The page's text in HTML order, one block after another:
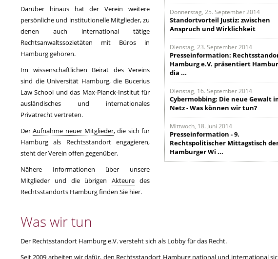
Darüber hinaus hat der Verein weitere
persönliche und institutionelle Mitglieder, zu
denen auch international tätige
Rechtsanwaltssozietäten mit Büros in
Hamburg gehören.
Im wissenschaftlichen Beirat des Vereins
sind die Universität Hamburg, die Bucerius
Law School und das Max-Planck-Institut für
ausländisches und internationales
Privatrecht vertreten.
DerAufnahme neuer Mitglieder, die sich für
Hamburg als Rechtsstandort engagieren,
steht der Verein offen gegenüber.
Nähere Informationen über unsere
Mitglieder und die übrigenAkteure des
Rechtsstandorts Hamburg finden Sie hier.
Donnerstag, 25. September 2014
Standortvorteil Justiz: zwischen
Anspruch und Wirklichkeit
Dienstag, 23. September 2014
Presseinformation:
Hamburg e.V. präsentiert
dia ...
Dienstag, 16. September 2014
Cybermobbing: Die neue Gewalt
Netz - Was können wir tun?
Mittwoch, 18. Juni 2014
Presseinformation - 9.
Rechtspolitischer Mittagstisch
Hamburger Wi ...
Was wir tun
Der Rechtsstandort Hamburg e.V. versteht sich als Lobby für das Recht.
Seit 2009 arbeiten wir dafür, den Rechtsstandort Hamburg national und international